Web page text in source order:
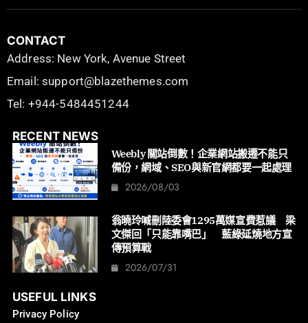
CONTACT
Address: New York, Avenue Street
Email: support@blazethemes.com
Tel: +944-5484451244
RECENT NEWS
Weebly 關站倒數！企業網站搬遷不能只
備份，網域、SEO與新官網都要一起處理
2026/08/03
翁曉玲喊刪陸委會1295萬媒宣費惹議 梁
文傑回「只能靠嘴巴」 藍綠延燒地方宣
傳預算戰
2026/07/31
USEFUL LINKS
Privacy Policy